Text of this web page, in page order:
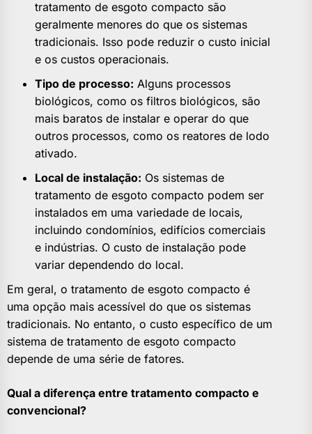
tratamento de esgoto compacto são
geralmente menores do que os sistemas
tradicionais. Isso pode reduzir o custo inicial
e os custos operacionais.
Tipo de processo: Alguns processos
biológicos, como os filtros biológicos, são
mais baratos de instalar e operar do que
outros processos, como os reatores de lodo
ativado.
Local de instalação: Os sistemas de
tratamento de esgoto compacto podem ser
instalados em uma variedade de locais,
incluindo condomínios, edifícios comerciais
e indústrias. O custo de instalação pode
variar dependendo do local.
Em geral, o tratamento de esgoto compacto é
uma opção mais acessível do que os sistemas
tradicionais. No entanto, o custo específico de um
sistema de tratamento de esgoto compacto
depende de uma série de fatores.
Qual a diferença entre tratamento compacto e
convencional?